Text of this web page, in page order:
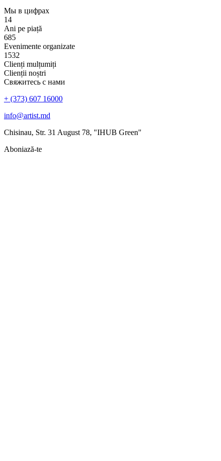
Мы в цифрах
14
Ani pe piață
685
Evenimente organizate
1532
Clienți mulțumiți
Clienții noștri
Свяжитесь с нами
+ (373) 607 16000
info@artist.md
Chisinau, Str. 31 August 78, "IHUB Green"
Aboniază-te